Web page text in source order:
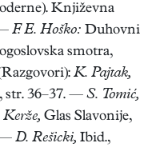
Književna
F. E. Hoško: Duhovni
smotra,
K. Pajtak,
str. 36–37. — S. Tomić,
Kerže, Glas Slavonije,
— D. Rešicki, Ibid.,